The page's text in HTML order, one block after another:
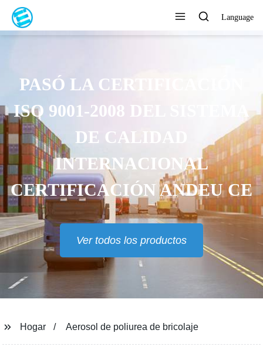
Language
PASÓ LA CERTIFICACIÓN
ISO 9001-2008 DEL SISTEMA
DE CALIDAD
INTERNACIONAL
CERTIFICACIÓN ANDEU CE
Ver todos los productos
Hogar Aerosol de poliurea de bricolaje